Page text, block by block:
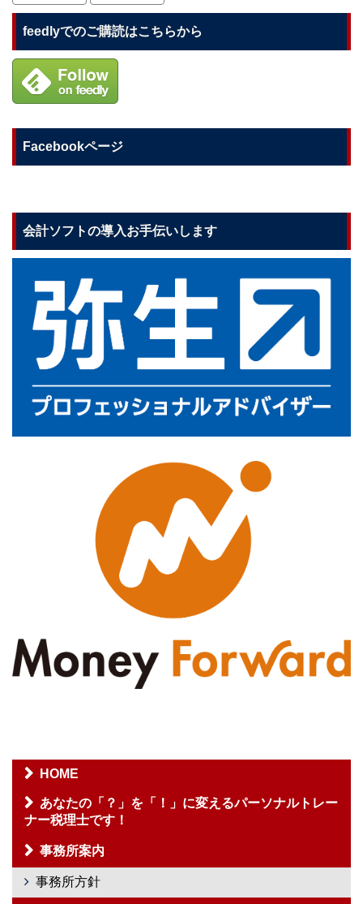
feedlyでのご購読はこちらから
Facebookページ
会計ソフトの導入お手伝いします
HOME
あなたの「？」を「！」に変えるパーソナルトレー
ナー税理士です！
事務所案内
事務所方針